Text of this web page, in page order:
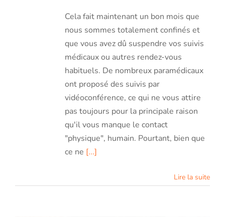
Cela fait maintenant un bon mois que
nous sommes totalement confinés et
que vous avez dû suspendre vos suivis
médicaux ou autres rendez-vous
habituels. De nombreux paramédicaux
ont proposé des suivis par
vidéoconférence, ce qui ne vous attire
pas toujours pour la principale raison
qu'il vous manque le contact
"physique", humain. Pourtant, bien que
ce ne [...]
Lire la suite